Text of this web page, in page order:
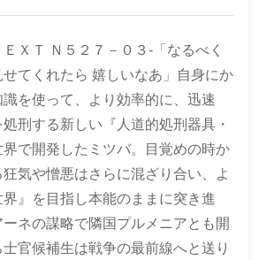
ＸＴ Ｎ５２７－０３-「なるべく
てくれたら 嬉しいなあ」自身にか
を使って、より効率的に、迅速
刑する新しい『人道的処刑器具・
で開発したミツバ。目覚めの時か
気や憎悪はさらに混ざり合い、よ
』を目指し本能のままに突き進
ネの謀略で隣国プルメニアとも開
官候補生は戦争の最前線へと送り